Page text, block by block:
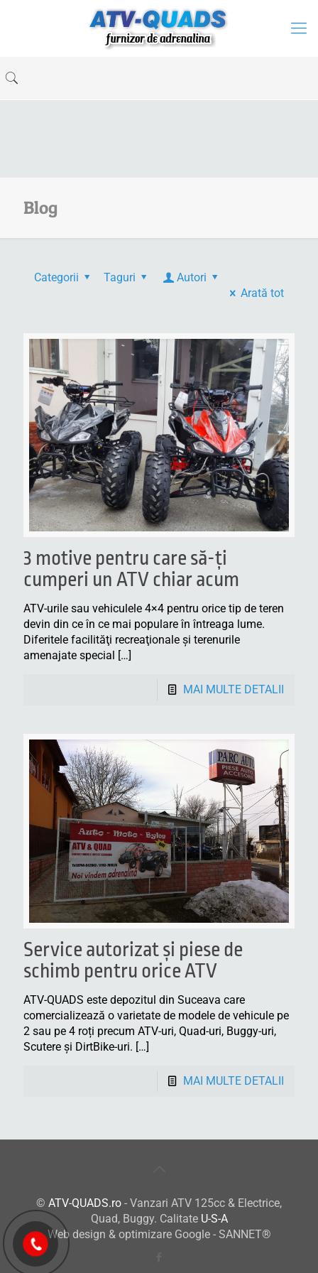
Blog
Categorii Taguri
Autori
Arată tot
3 motive pentru care să-ţi
cumperi un ATV chiar acum
ATV-urile sau vehiculele 4×4 pentru orice tip de teren
devin din ce în ce mai populare în întreaga lume.
Diferitele facilităţi recreaţionale şi terenurile
amenajate special […]
MAI MULTE DETALII
Service autorizat și piese de
schimb pentru orice ATV
ATV-QUADS este depozitul din Suceava care
comercializează o varietate de modele de vehicule pe
2 sau pe 4 roți precum ATV-uri, Quad-uri, Buggy-uri,
Scutere și DirtBike-uri. […]
MAI MULTE DETALII
© ATV-QUADS.ro - Vanzari ATV 125cc & Electrice,
Quad, Buggy. Calitate U-S-A
Web design & optimizare Google - SANNET®